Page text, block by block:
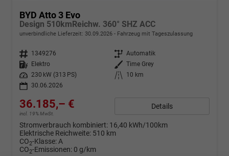
BYD Atto 3 Evo
Design 510kmReichw. 360° SHZ ACC
unverbindliche Lieferzeit: 30.09.2026 Fahrzeug mit Tageszulassung
Fahrzeugnr. 1349276 Getriebe Automatik
Kraftstoff
Elektro Außenfarbe Time Grey
Leistung
230 kW (313 PS) Kilometerstand
10 km
30.06.2026
36.185,– €
incl. 19% MwSt.
Details
Stromverbrauch kombiniert: 16,40 kWh/100km
Elektrische Reichweite: 510 km
CO2-Klasse:A
CO2-Emissionen: 0 g/km